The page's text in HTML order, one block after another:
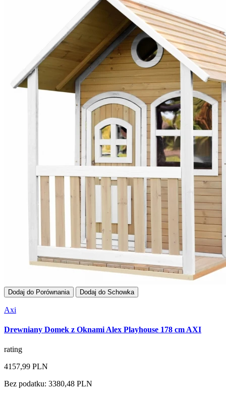
Dodaj do Porównania Dodaj do Schowka
Axi
Drewniany Domek z Oknami Alex Playhouse 178 cm AXI
rating
4157,99 PLN
Bez podatku: 3380,48 PLN